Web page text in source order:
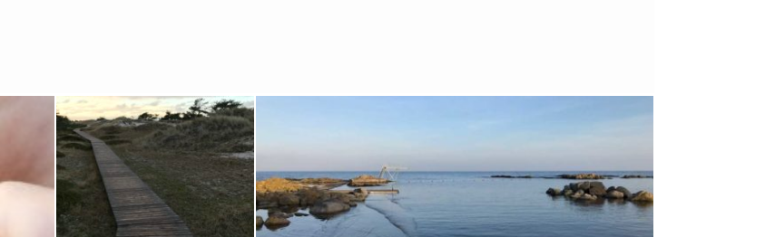
Fischland
12. FEBRUAR 2019
Bornholm
29. OKTOBER 2018